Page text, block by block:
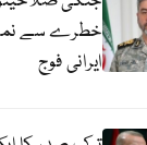
خطرے سے
ایرانی فوج